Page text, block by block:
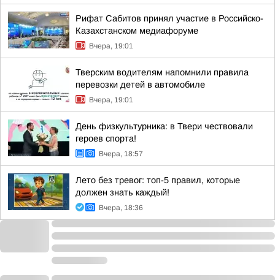
Рифат Сабитов принял участие в Российско-
Казахстанском медиафоруме
Вчера, 19:01
Тверским водителям напомнили правила
перевозки детей в автомобиле
Вчера, 19:01
День физкультурника: в Твери чествовали
героев спорта!
Вчера, 18:57
Лето без тревог: топ-5 правил, которые
должен знать каждый!
Вчера, 18:36